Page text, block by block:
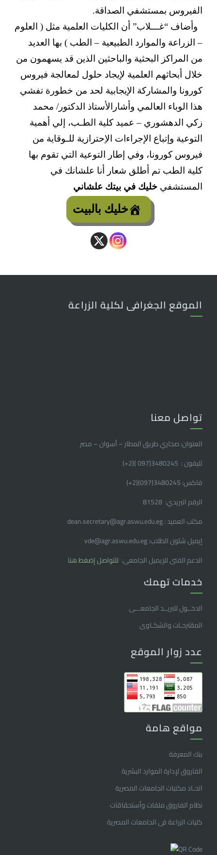
الفيروس بمستشفي الصداقة.
وأضاف “غـــلاب” أن الكليات العلمية مثل ( العلوم
– الزراعة والموارد الطبيعية – الطب ) بها العديد
من المراكز البحثية والباحثين الذين قد يسهمون من
خلال أبحاثهم العلمية لإيجاد حلول لمعالجة فيروس
كورونا والمشاركة الإيجابية لحد من خطورة تفشي
هذا الوباء العالمي وأشارالأستاذ الدكتور/ محمد
زكي الدهشوري – عميد كلية الطـب، إلي أهمية
التوعية وإتباع الإجراءات الاِحترازية للـوقاية من
فيروس كورونا، وفي إطار التوعية التي تقوم بها
كلية الطب تم أطلق شعار أنا علشانك في
المستشفي خليك في بيتك علشاني
خليك بالبيت
الموقع الجغرافى لكلية الزراعة
تواصل معنا
العنوان: صحاري طريق المطار – أسوان – مصر
تليفون : 3480245(097 )(2
+
)
فاكس: 3480245(097)(2
+
)
الرقم البريدي: 81528
مكتب العميد : dean.secretary@agr.aswu.edu.eg
إيميل شئون الطلاب: vde@agr.aswu.edu.eg
الدعم الفنى للإيميل الجامعى: للتواصل إضغط هنا
خدمات تهمك
الدخــول للبريــد الجامعـــى
المقترحـات والشكـاوى
عدد زوار الموقع
مواقع هامة
بنك المعرفة
الفاروق ﻹدارة الموارد البشرية
اتحـاد مكتبات الجامعات المصرية
نظام الفاروق ملفات وأستحقاقات
كليات الزراعة فى الجامعات المصرية